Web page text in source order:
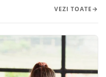
VEZI TOATE